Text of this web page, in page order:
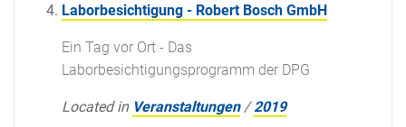
Laborbesichtigung - Robert Bosch GmbH
Ein Tag vor Ort - Das
Laborbesichtigungsprogramm der DPG
Located in Veranstaltungen /2019